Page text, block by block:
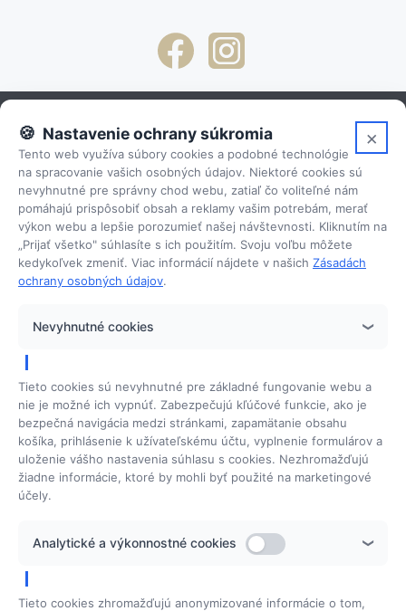
Ponuka
Ponuka prístrojov
Ponuka školení
Osobné skúsenosti
Plná servisná podpora
×
Nastavenie ochrany súkromia
Tento web využíva súbory cookies a podobné technológie
na spracovanie vašich osobných údajov. Niektoré cookies sú
nevyhnutné pre správny chod webu, zatiaľ čo voliteľné nám
pomáhajú prispôsobiť obsah a reklamy vašim potrebám, merať
výkon webu a lepšie porozumieť našej návštevnosti. Kliknutím na
„Prijať všetko" súhlasíte s ich použitím. Svoju voľbu môžete
kedykoľvek zmeniť. Viac informácií nájdete v našich Zásadách
ochrany osobných údajov.
Nevyhnutné cookies
Tieto cookies sú nevyhnutné pre základné fungovanie webu a
nie je možné ich vypnúť. Zabezpečujú kľúčové funkcie, ako je
bezpečná navigácia medzi stránkami, zapamätanie obsahu
košíka, prihlásenie k užívateľskému účtu, vyplnenie formulárov a
uloženie vášho nastavenia súhlasu s cookies. Nezhromažďujú
žiadne informácie, ktoré by mohli byť použité na marketingové
účely.
Analytické a výkonnostné cookies
Tieto cookies zhromažďujú anonymizované informácie o tom,